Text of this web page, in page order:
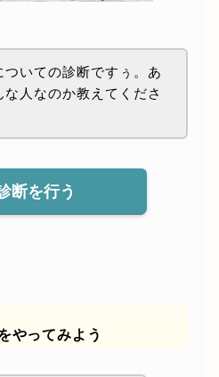
ついての診断ですぅ。あ
な人なのか教えてくださ
断を行う
やってみよう